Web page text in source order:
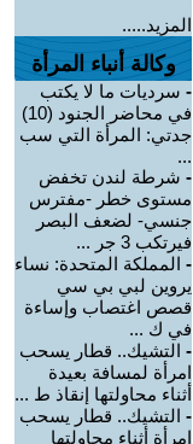
المزيد.....
وكالة أنباء المرأة
- سرديات ما لا يكتب
في محاضر الجنود (10)
جدتي: المرأة التي سب
...
- شرطة لندن تخفض
مستوى خطر -مفترس
جنسي- لضعف البصر
فيرتكب 3 جر ...
- المملكة المتحدة: نساء
يروين لبي بي سي
قصص اغتصاب وإساءة
في ك ...
- التشيك.. قطار يسحب
امرأة لمسافة بعيدة
أثناء محاولتها إنقاذ ط ...
- التشيك.. قطار يسحب
امرأة أثناء محاولتها